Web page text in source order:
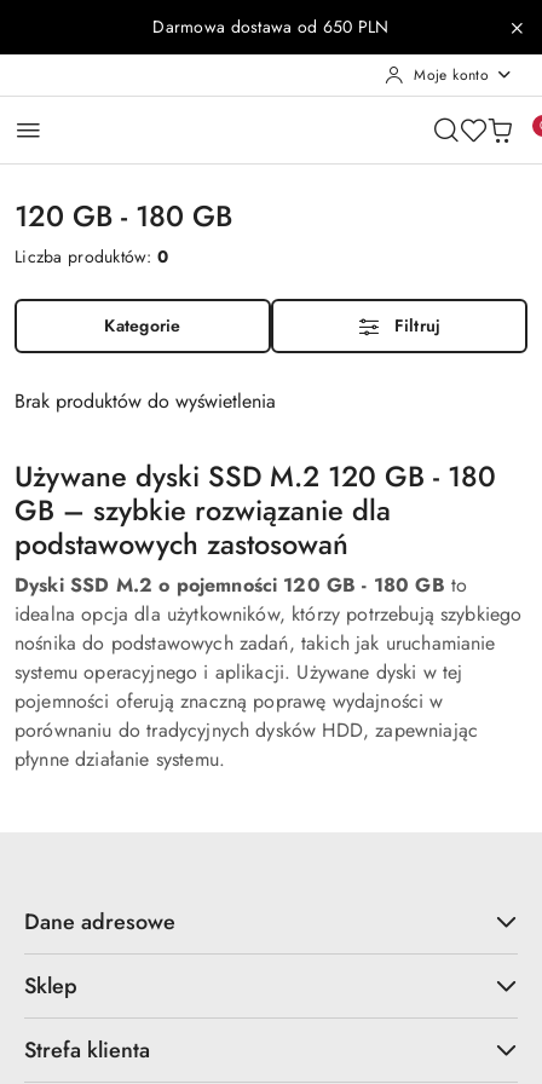
Przejdź do treści głównej
Przejdź do wyszukiwarki
Przejdź do moje konto
Przejdź do menu głównego
Przejdź do stopkiDarmowa dostawa od 650 PLN
Moje konto
120 GB - 180 GB
Liczba produktów:0
Kategorie Filtruj
Brak produktów do wyświetlenia
Używane dyski SSD M.2 120 GB - 180
GB – szybkie rozwiązanie dla
podstawowych zastosowań
Dyski SSD M.2 o pojemności 120 GB - 180 GB to
idealna opcja dla użytkowników, którzy potrzebują szybkiego
nośnika do podstawowych zadań, takich jak uruchamianie
systemu operacyjnego i aplikacji. Używane dyski w tej
pojemności oferują znaczną poprawę wydajności w
porównaniu do tradycyjnych dysków HDD, zapewniając
płynne działanie systemu.
Dane adresowe
Sklep
Strefa klienta